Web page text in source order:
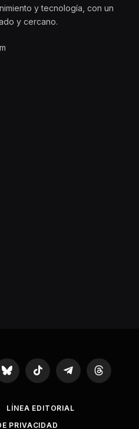
y tecnología, con un
y cercano.
Bluesky TikTok TelegramThreads
LÍNEA EDITORIAL
PRIVACIDAD